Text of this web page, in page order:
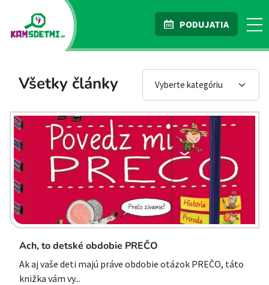
PODUJATIA
Všetky články
Ach, to detské obdobie PREČO
Ak aj vaše deti majú práve obdobie otázok PREČO, táto
knižka vám vy...